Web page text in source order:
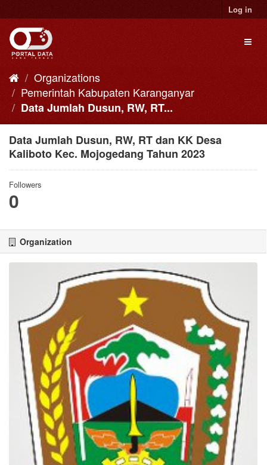
to
content
Log in
Organizations
Pemerintah Kabupaten Karanganyar
Data Jumlah Dusun, RW, RT...
Data Jumlah Dusun, RW, RT dan KK Desa
Kaliboto Kec. Mojogedang Tahun 2023
Followers
0
Organization